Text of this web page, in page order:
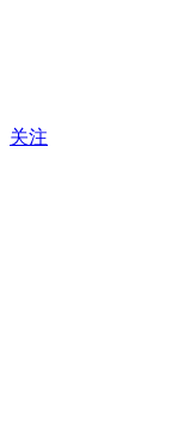
关注